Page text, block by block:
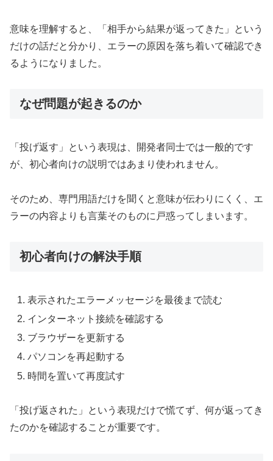
意味を理解すると、「相手から結果が返ってきた」という
だけの話だと分かり、エラーの原因を落ち着いて確認でき
るようになりました。
なぜ問題が起きるのか
「投げ返す」という表現は、開発者同士では一般的です
が、初心者向けの説明ではあまり使われません。
そのため、専門用語だけを聞くと意味が伝わりにくく、エ
ラーの内容よりも言葉そのものに戸惑ってしまいます。
初心者向けの解決手順
表示されたエラーメッセージを最後まで読む
インターネット接続を確認する
ブラウザーを更新する
パソコンを再起動する
時間を置いて再度試す
「投げ返された」という表現だけで慌てず、何が返ってき
たのかを確認することが重要です。